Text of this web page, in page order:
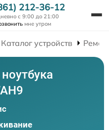
212-36-12
с 9:00 до 21:00
мне утром
Каталог устройств